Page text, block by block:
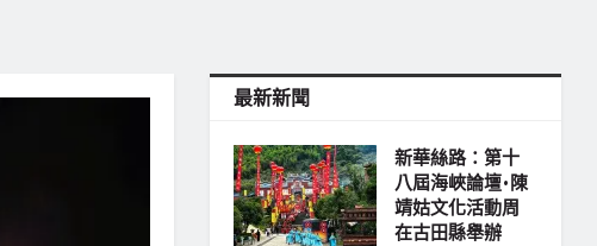
最新新聞
新華絲路：第十
八屆海峽論壇•陳
靖姑文化活動周
在古田縣舉辦